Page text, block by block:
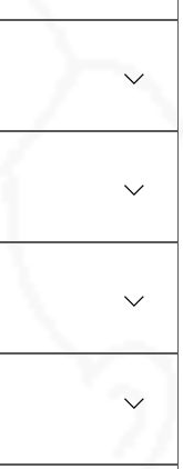
telefonicznie.
z
wszystkie